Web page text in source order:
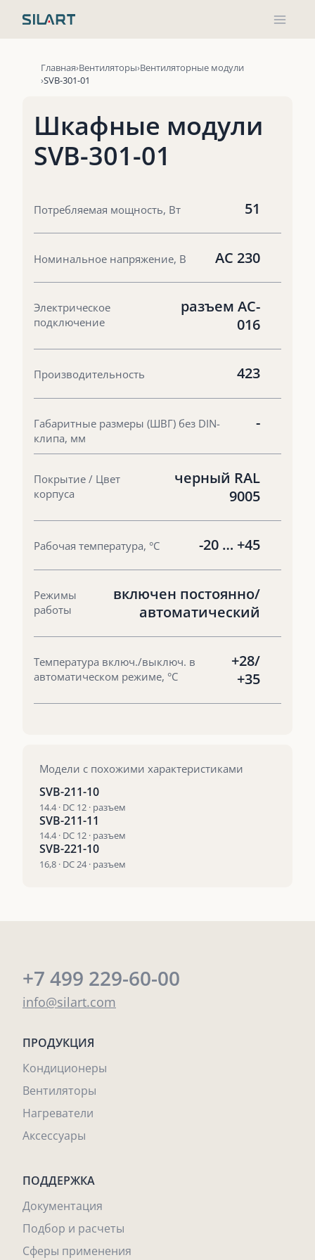
Главная Вентиляторы Вентиляторные модули
SVB-301-01
Шкафные модули
SVB-301-01
Потребляемая мощность, Вт 51
Номинальное напряжение, В AC 230
Электрическое
подключение
разъем AC-
016
Производительность 423
Габаритные размеры (ШВГ) без DIN-
клипа, мм
-
Покрытие / Цвет
корпуса
черный RAL
9005
Рабочая температура, °С -20 … +45
Режимы
работы
включен постоянно/
автоматический
Температура включ./выключ. в
автоматическом режиме, °С
+28/
+35
Модели с похожими характеристиками
SVB-211-10
14.4 · DC 12 · разъем
SVB-211-11
14.4 · DC 12 · разъем
SVB-221-10
16,8 · DC 24 · разъем
+7 499 229-60-00
info@silart.com
ПРОДУКЦИЯ
Кондиционеры
Вентиляторы
Нагреватели
Аксессуары
ПОДДЕРЖКА
Документация
Подбор и расчеты
Сферы применения